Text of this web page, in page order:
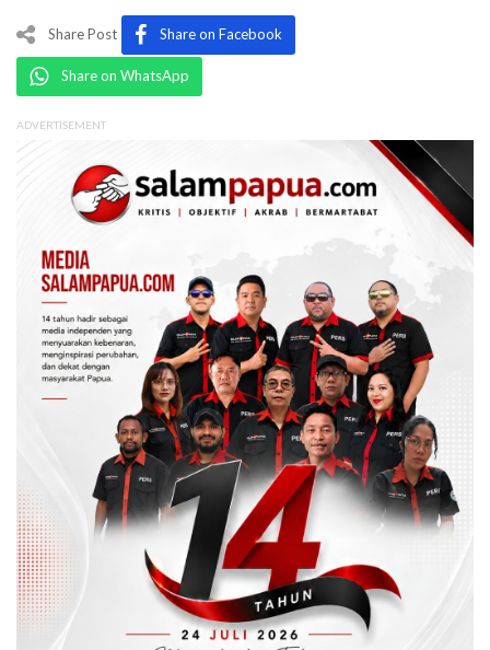
Share Post Share on Facebook
Share on WhatsApp
ADVERTISEMENT